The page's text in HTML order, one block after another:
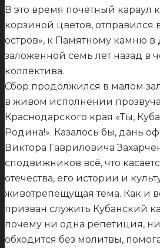
В это время почётный караул
корзиной цветов, отправился
остров», к Памятному камню в
заложенной семь лет назад в
коллектива.
Сбор продолжился в малом
в живом исполнении
Краснодарского края «Ты,
Родина!». Казалось бы, дань
Виктора Гавриловича
сподвижников всё, что
отечества, его истории и
животрепещущая тема. Как и
призван служить Кубанский
почему ни одна репетиция,
обходится без молитвы,